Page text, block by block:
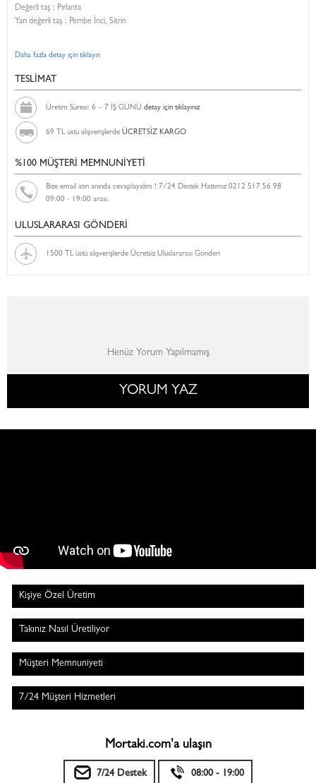
Değerli taş : Pırlanta
Yarı değerli taş : Pembe İnci, Sitrin
Daha fazla detay için tıklayın
TESLİMAT
Üretim Süresi: 6 – 7 İŞ GÜNÜ detay için tıklayınız
69 TL üstü alışverişlerde ÜCRETSİZ KARGO
%100 MÜŞTERİ MEMNUNİYETİ
Bize email atın anında cevaplayalım ! 7/24 Destek Hattımız 0212 517 56 98
09:00 - 19:00 arası.
ULUSLARARASI GÖNDERİ
1500 TL üstü alışverişlerde Ücretsiz Uluslararası Gönderi
Henüz Yorum Yapılmamış
YORUM YAZ
Kişiye Özel Üretim
Takınız Nasıl Üretiliyor
Müşteri Memnuniyeti
7/24 Müşteri Hizmetleri
Mortaki.com'a ulaşın
7/24 Destek 08:00 - 19:00